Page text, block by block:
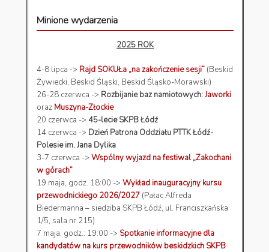
Minione wydarzenia
2025 ROK
4-8 lipca -> Rajd SOKUŁa „na zakończenie sesji” (Beskid
Żywiecki, Beskid Śląski, Beskid Śląsko-Morawski)
26-28 czerwca -> Rozbijanie baz namiotowych:Jaworki
oraz Muszyna-Złockie
20 czerwca ->45-lecie SKPB Łódź
14 czerwca -> Dzień Patrona Oddziału PTTK Łódź-
Polesie im. Jana Dylika
3-7 czerwca ->Wspólny wyjazd na festiwal „Zakochani
w górach”
19 maja, godz. 18:00 ->Wykład inauguracyjny kursu
przewodnickiego 2026/2027 (Pałac Alfreda
Biedermanna – siedziba SKPB Łódź, ul. Franciszkańska
1/5, sala nr 215)
7 maja, godz.: 19:00 -> Spotkanie informacyjne dla
kandydatów na kurs przewodników beskidzkich SKPB